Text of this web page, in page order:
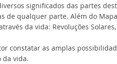
significados das partes
de qualquer parte. Além do
da vida: Revoluções
constatar as amplas
da vida.